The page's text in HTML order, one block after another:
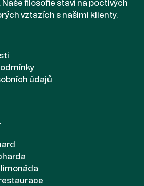
Naše filosofie staví na poctivých
vztazích s našimi klienty.
údajů